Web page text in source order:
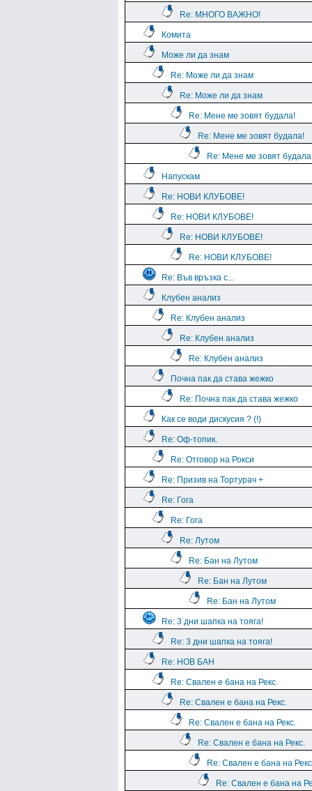
Re: МНОГО ВАЖНО!
Комита
Може ли да знам
Re: Може ли да знам
Re: Може ли да знам
Re: Мене ме зовят будала!
Re: Мене ме зовят будала!
Re: Мене ме зовят
Напускам
Re: НОВИ КЛУБОВЕ!
Re: НОВИ КЛУБОВЕ!
Re: НОВИ КЛУБОВЕ!
Re: НОВИ КЛУБОВЕ!
Re: Във връзка с...
Клубен анализ
Re: Клубен анализ
Re: Клубен анализ
Re: Клубен анализ
Почна пак да става жежко
Re: Почна пак да става жежко
Как се води дискусия ? (!)
Re: Оф-топик.
Re: Отговор на Рокси
Re: Призив на Тортурач +
Re: Гога
Re: Гога
Re: Лутом
Re: Бан на Лутом
Re: Бан на Лутом
Re: Бан на Лутом
Re: 3 дни шапка на тояга!
Re: 3 дни шапка на тояга!
Re: НОВ БАН
Re: Свален е бана на Рекс.
Re: Свален е бана на Рекс.
Re: Свален е бана на Рекс.
Re: Свален е бана на Рекс.
Re: Свален е бана на
Re: Свален е бана на